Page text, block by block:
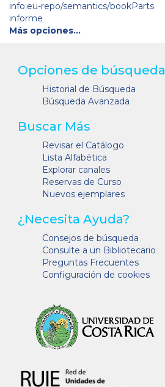
info:eu-repo/semantics/bookParts
informe
Más opciones…
Opciones de búsqueda
Historial de Búsqueda
Búsqueda Avanzada
Buscar Más
Revisar el Catálogo
Lista Alfabética
Explorar canales
Reservas de Curso
Nuevos ejemplares
¿Necesita Ayuda?
Consejos de búsqueda
Consulte a un Bibliotecario
Preguntas Frecuentes
Configuración de cookies